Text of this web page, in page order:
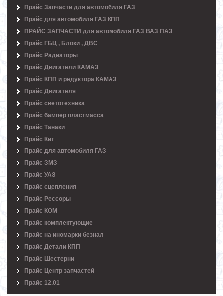
Прайс Запчасти для автомобиля ГАЗ
Прайс для автомобиля ГАЗ КПП
ПРАЙС ЗАПЧАСТИ для автомобиля ГАЗ ВАЗ ПАЗ
Прайс ГБЦ , Блоки , ДВС
Прайс Радиаторы
Прайс Двигатели КАМАЗ
Прайс КПП и редуктора КАМАЗ
Прайс Двигателя
Прайс светотехника
Прайс бампер пластмасса
Прайс Танаки
Прайс Кит
Прайс для автомобиля ГАЗ
Прайс ЗМЗ
Прайс УАЗ
Прайс сцепления
Прайс Рессоры
Прайс КОМ
Прайс комплектующие
Прайс на иномарки безнал
Прайс Детали КПП
Прайс Шестерни
Прайс Центр запчастей
Прайс 12.01